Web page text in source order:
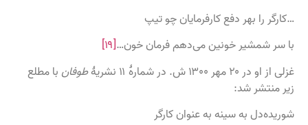
…کارگر را بهر دفع کارفرمایان چو تیپ
با سر شمشیر خونین می‌دهم فرمان خون…
غزلی از او در ۲۰ مهر ۱۳۰۰ ش. در شمارهٔ ۱۱ نشریهٔ
طوفان با مطلع
زیر منتشر شد:
شوریده‌دل به سینه به عنوان کارگر